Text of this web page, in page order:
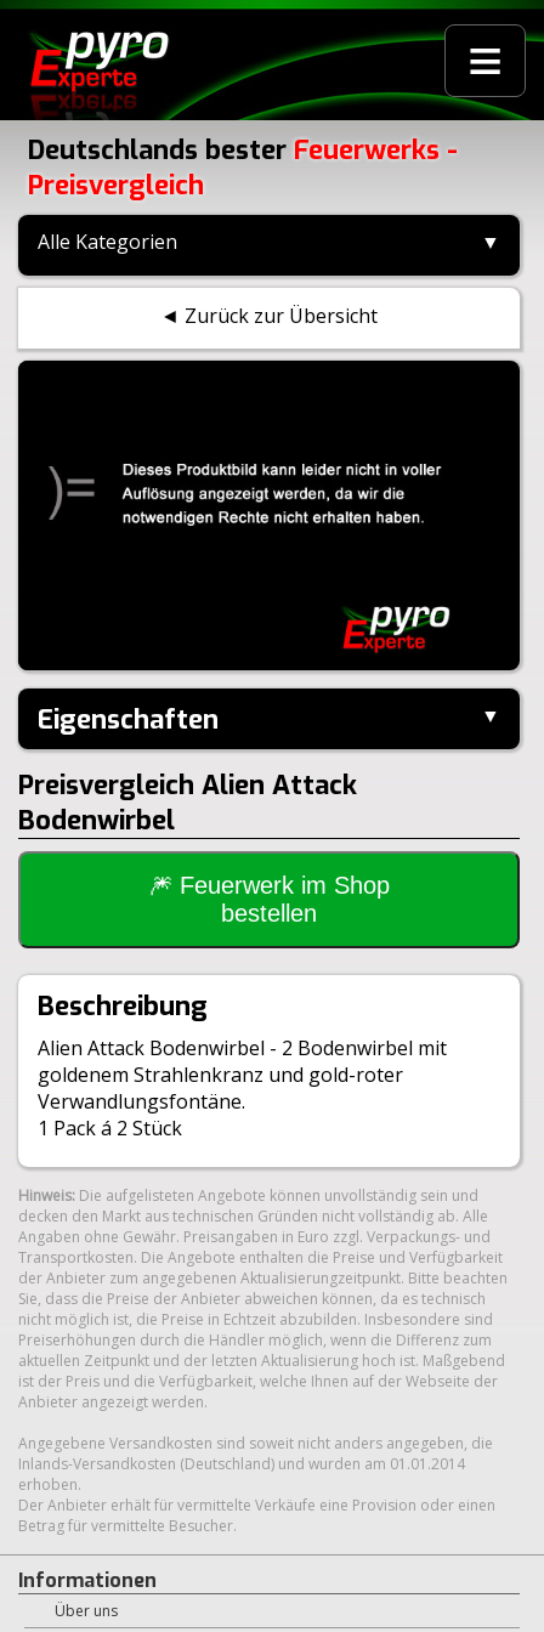
≡
Deutschlands bester Feuerwerks -
Preisvergleich
Alle Kategorien ▼
◄ Zurück zur Übersicht
Eigenschaften ▼
Hersteller:
Comet
Inhalt je VE:
Größe:
Gewicht Brutto:
50g
1.4S
BAM-PI-2031
Preisvergleich Alien Attack
Bodenwirbel
🎆 Feuerwerk im Shop
bestellen
Beschreibung
Alien Attack Bodenwirbel - 2 Bodenwirbel mit
goldenem Strahlenkranz und gold-roter
Verwandlungsfontäne.
1 Pack á 2 Stück
Hinweis: Die aufgelisteten Angebote können unvollständig sein und
decken den Markt aus technischen Gründen nicht vollständig ab. Alle
Angaben ohne Gewähr. Preisangaben in Euro zzgl. Verpackungs- und
Transportkosten. Die Angebote enthalten die Preise und Verfügbarkeit
der Anbieter zum angegebenen Aktualisierungzeitpunkt. Bitte beachten
Sie, dass die Preise der Anbieter abweichen können, da es technisch
nicht möglich ist, die Preise in Echtzeit abzubilden. Insbesondere sind
Preiserhöhungen durch die Händler möglich, wenn die Differenz zum
aktuellen Zeitpunkt und der letzten Aktualisierung hoch ist. Maßgebend
ist der Preis und die Verfügbarkeit, welche Ihnen auf der Webseite der
Anbieter angezeigt werden.
Angegebene Versandkosten sind soweit nicht anders angegeben, die
Inlands-Versandkosten (Deutschland) und wurden am 01.01.2014
erhoben.
Der Anbieter erhält für vermittelte Verkäufe eine Provision oder einen
Betrag für vermittelte Besucher.
Informationen
Über uns